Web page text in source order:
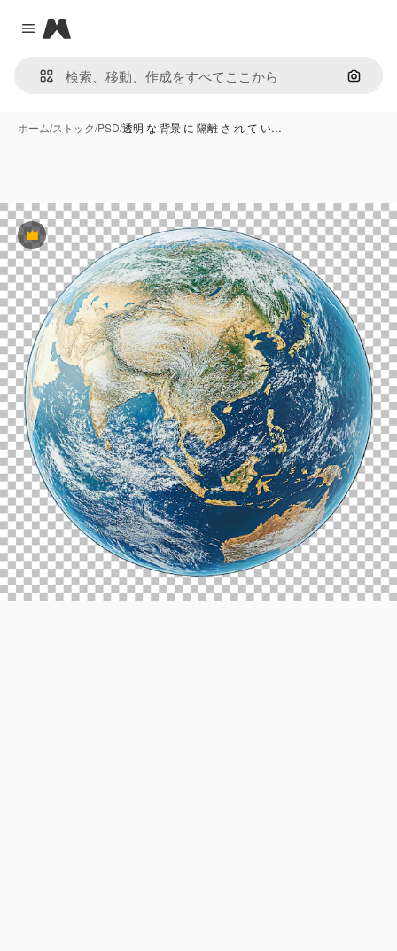
Close menu
Magnific
画像で
ホーム/ストック/PSD/透明 な 背景 に 隔離 さ れ て い…
Premium